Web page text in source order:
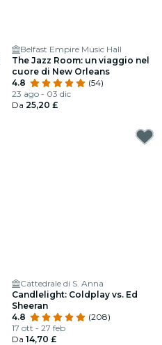
Belfast Empire Music Hall
The Jazz Room: un viaggio nel
cuore di New Orleans
4.8
(54)
23 ago - 03 dic
Da 25,20 £
Cattedrale di S. Anna
Candlelight: Coldplay vs. Ed
Sheeran
4.8
(208)
17 ott - 27 feb
Da 14,70 £